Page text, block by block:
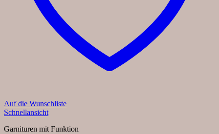
Auf die Wunschliste
Schnellansicht
Garnituren mit Funktion